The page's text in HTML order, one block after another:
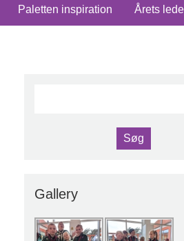
Paletten inspiration Årets
Gallery